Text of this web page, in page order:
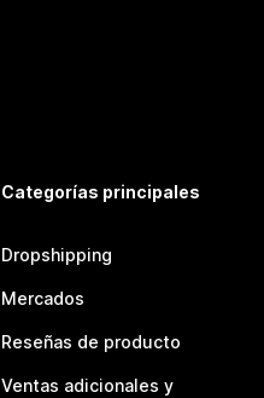
Categorías principales
Dropshipping
Mercados
Reseñas de producto
Ventas adicionales y